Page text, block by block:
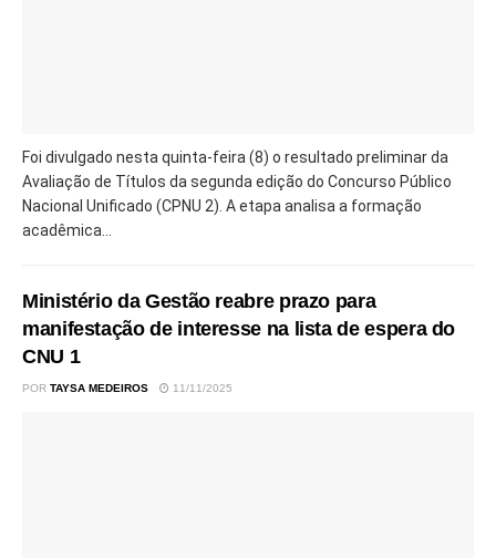
Foi divulgado nesta quinta-feira (8) o resultado preliminar da
Avaliação de Títulos da segunda edição do Concurso Público
Nacional Unificado (CPNU 2). A etapa analisa a formação
acadêmica...
Ministério da Gestão reabre prazo para
manifestação de interesse na lista de espera do
CNU 1
POR TAYSA MEDEIROS 11/11/2025